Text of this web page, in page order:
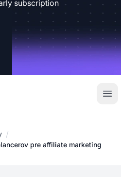
subscription
/
pre affiliate marketing